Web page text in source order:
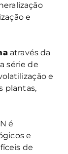
e
através da
série de
e
plantas,
é
e
de